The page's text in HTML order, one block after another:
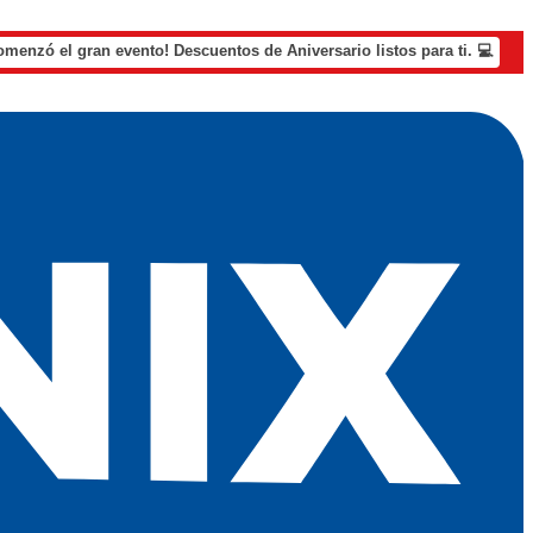
el gran evento! Descuentos de Aniversario listos para ti. 💻